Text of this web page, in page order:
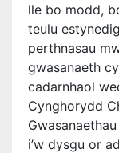
lle bo modd,
teulu
perthnasau
gwasanaeth
cadarnhaol
Cynghorydd
i’w dysgu or